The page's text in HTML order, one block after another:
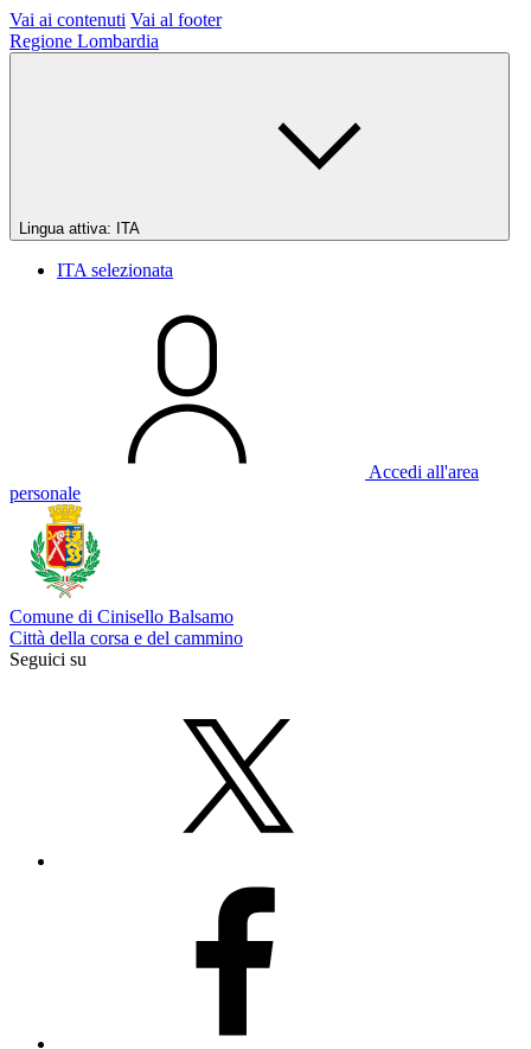
Vai ai contenuti Vai al footer
Regione Lombardia
Lingua attiva: ITA
ITA selezionata
Accedi all'area
personale
Comune di Cinisello Balsamo
Città della corsa e del cammino
Seguici su